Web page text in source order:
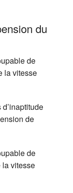
du
de
la vitesse
de
de
la vitesse